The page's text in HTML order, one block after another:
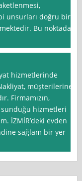
unsurları doğru bir
Bu noktada,
hizmetlerinde
müşterilerine
Firmamızın,
sunduğu hizmetleri
İZMİR’deki evden
sağlam bir yer